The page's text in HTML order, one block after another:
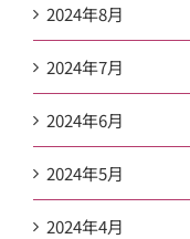
2024年8月
2024年7月
2024年6月
2024年5月
2024年4月